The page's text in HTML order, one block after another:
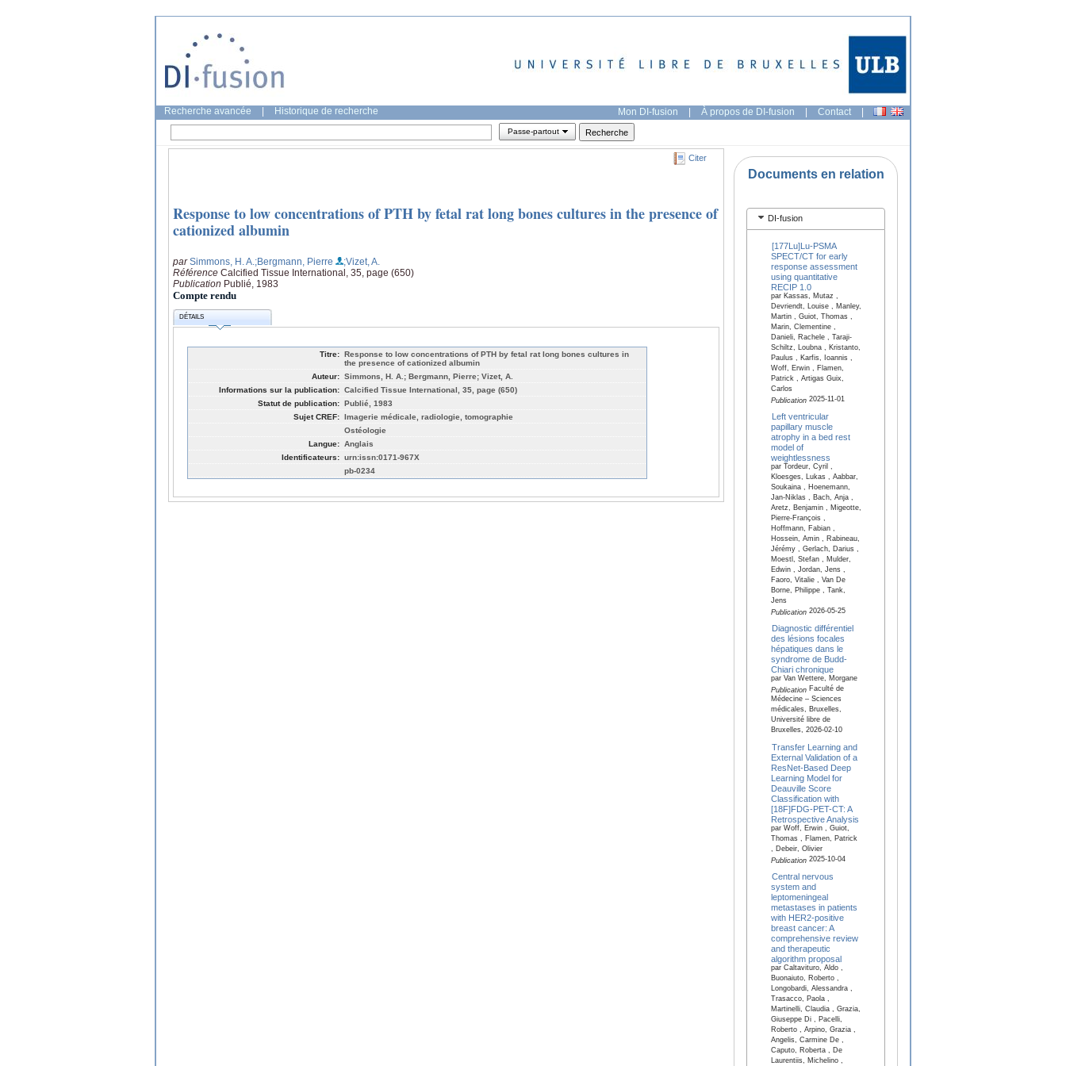
Recherche avancée Historique de recherche Mon DI-fusion | À propos de DI-fusion | Contact |
Passe-partout
Citer
Response to low concentrations of PTH by fetal rat long bones cultures in the presence of
cationized albumin
parSimmons, H. A. ;Bergmann, Pierre
;Vizet, A.
Référence Calcified Tissue International, 35, page (650)
Publication Publié, 1983
Compte rendu
DÉTAILS
Titre: Response to low concentrations of PTH by fetal rat long bones cultures in
the presence of cationized albumin
Auteur: Simmons, H. A.; Bergmann, Pierre; Vizet, A.
Informations sur la publication: Calcified Tissue International, 35, page (650)
Statut de publication: Publié, 1983
Sujet CREF: Imagerie médicale, radiologie, tomographie
Ostéologie
Langue: Anglais
Identificateurs: urn:issn:0171-967X
pb-0234
Documents en relation
DI-fusion
[177Lu]Lu-PSMA
SPECT/CT for early
response assessment
using quantitative
RECIP 1.0
par Kassas, Mutaz ,
Devriendt, Louise , Manley,
Martin , Guiot, Thomas ,
Marin, Clementine ,
Danieli, Rachele , Taraji-
Schiltz, Loubna , Kristanto,
Paulus , Karfis, Ioannis ,
Woff, Erwin , Flamen,
Patrick , Artigas Guix,
Carlos
Publication2025-11-01
Left ventricular
papillary muscle
atrophy in a bed rest
model of
weightlessness
par Tordeur, Cyril ,
Kloesges, Lukas , Aabbar,
Soukaina , Hoenemann,
Jan-Niklas , Bach, Anja ,
Aretz, Benjamin , Migeotte,
Pierre-François ,
Hoffmann, Fabian ,
Hossein, Amin , Rabineau,
Jérémy , Gerlach, Darius ,
Moestl, Stefan , Mulder,
Edwin , Jordan, Jens ,
Faoro, Vitalie , Van De
Borne, Philippe , Tank,
Jens
Publication2026-05-25
Diagnostic différentiel
des lésions focales
hépatiques dans le
syndrome de Budd-
Chiari chronique
par Van Wettere, Morgane
PublicationFaculté de
Médecine – Sciences
médicales, Bruxelles,
Université libre de
Bruxelles, 2026-02-10
Transfer Learning and
External Validation of a
ResNet-Based Deep
Learning Model for
Deauville Score
Classification with
[18F]FDG-PET-CT: A
Retrospective Analysis
par Woff, Erwin , Guiot,
Thomas , Flamen, Patrick
, Debeir, Olivier
Publication2025-10-04
Central nervous
system and
leptomeningeal
metastases in patients
with HER2-positive
breast cancer: A
comprehensive review
and therapeutic
algorithm proposal
par Caltavituro, Aldo ,
Buonaiuto, Roberto ,
Longobardi, Alessandra ,
Trasacco, Paola ,
Martinelli, Claudia , Grazia,
Giuseppe Di , Pacelli,
Roberto , Arpino, Grazia ,
Angelis, Carmine De ,
Caputo, Roberta , De
Laurentiis, Michelino ,